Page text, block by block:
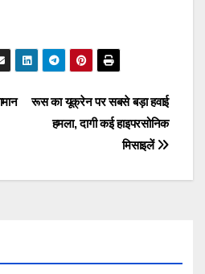
रूस का यूक्रेन पर सबसे बड़ा हवाई
हमला, दागी कई हाइपरसोनिक
मिसाइलें